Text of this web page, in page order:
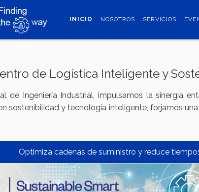
INICIO NOSOTROS SERVICIOS
de Logística Inteligente y
de Ingeniería Industrial, impulsamos la sinergia
sostenibilidad y tecnología inteligente, forjamos
Mejora inventarios y distribución con modelos y